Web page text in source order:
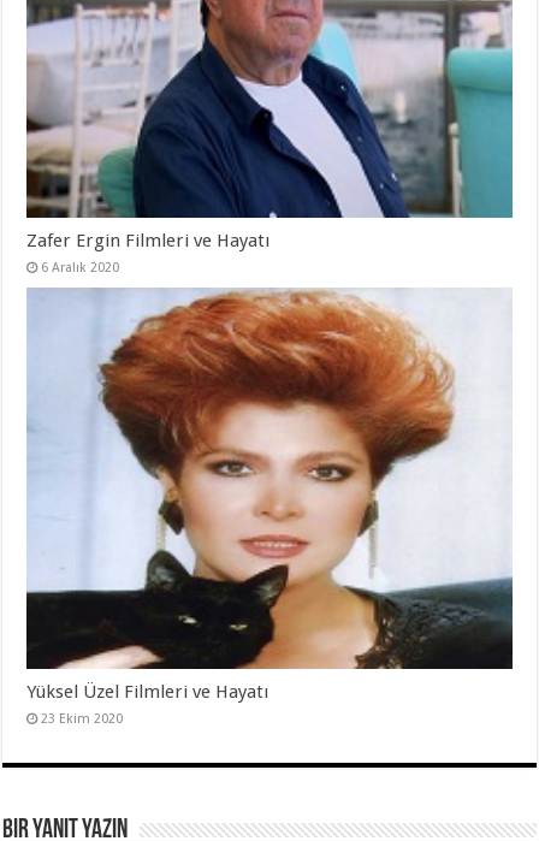
Zafer Ergin Filmleri ve Hayatı
6 Aralık 2020
Yüksel Üzel Filmleri ve Hayatı
23 Ekim 2020
Bir yanıt yazın